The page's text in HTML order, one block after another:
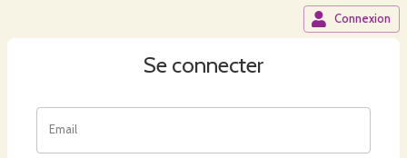
Connexion
Se connecter
Email